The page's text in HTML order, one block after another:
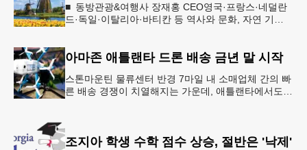
■ 동방관광&여행사 장재홍 CEO영국·프랑스·네덜란
드·독일·이탈리아·바티칸 등 역사와 문화, 자연 기
아마존 애틀랜타 드론 배송 금년 말 시작
스톤마운틴 물류센터 반경 7마일 내 소매업체 간의 빠
른 배송 경쟁이 치열해지는 가운데, 애틀랜타에서도
조지아 학생 수학 점수 상승, 절반은 '낙제'